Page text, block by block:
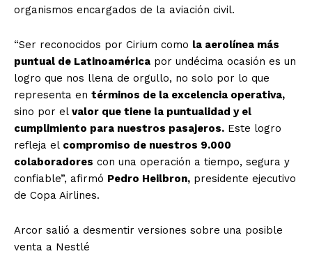
organismos encargados de la aviación civil.
“Ser reconocidos por Cirium como la aerolínea más
puntual de Latinoamérica por undécima ocasión es un
logro que nos llena de orgullo, no solo por lo que
representa en términos de la excelencia operativa,
sino por el valor que tiene la puntualidad y el
cumplimiento para nuestros pasajeros. Este logro
refleja el compromiso de nuestros 9.000
colaboradores con una operación a tiempo, segura y
confiable”, afirmó Pedro Heilbron, presidente ejecutivo
de Copa Airlines.
Arcor salió a desmentir versiones sobre una posible
venta a Nestlé